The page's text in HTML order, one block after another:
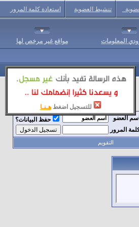
للتسجيل اضغط هـنـا
تنشيط العضوية استعادة كلمة المرور
المعلومات مواقع غير مرخص لها
اسم العضو
حفظ البيانات؟
المرور
التقويم